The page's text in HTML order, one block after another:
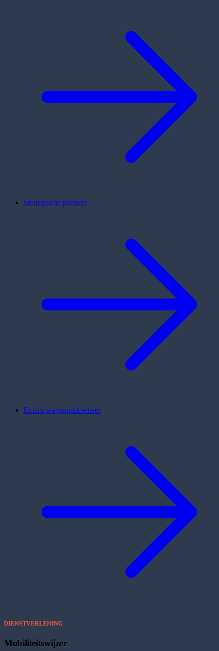
Strategische partners
Extern wagenparkbeheer
DIENSTVERLENING
Mobiliteitswijzer